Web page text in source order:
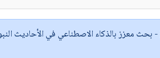
- بحث معزز بالذكاء الاصطناعي في الأحاديث